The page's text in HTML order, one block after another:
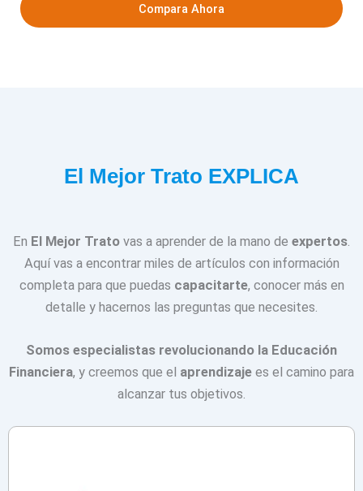
Compara Ahora
El Mejor Trato EXPLICA
En El Mejor Trato vas a aprender de la mano de expertos
Aquí vas a encontrar miles de artículos con información
completa para que puedas capacitarte, conocer más en
detalle y hacernos las preguntas que necesites.
Somos especialistas revolucionando la Educación
Financiera, y creemos que el aprendizaje es el camino para
alcanzar tus objetivos.